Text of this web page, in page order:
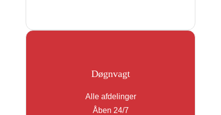
Døgnvagt
Alle afdelinger
Åben 24/7